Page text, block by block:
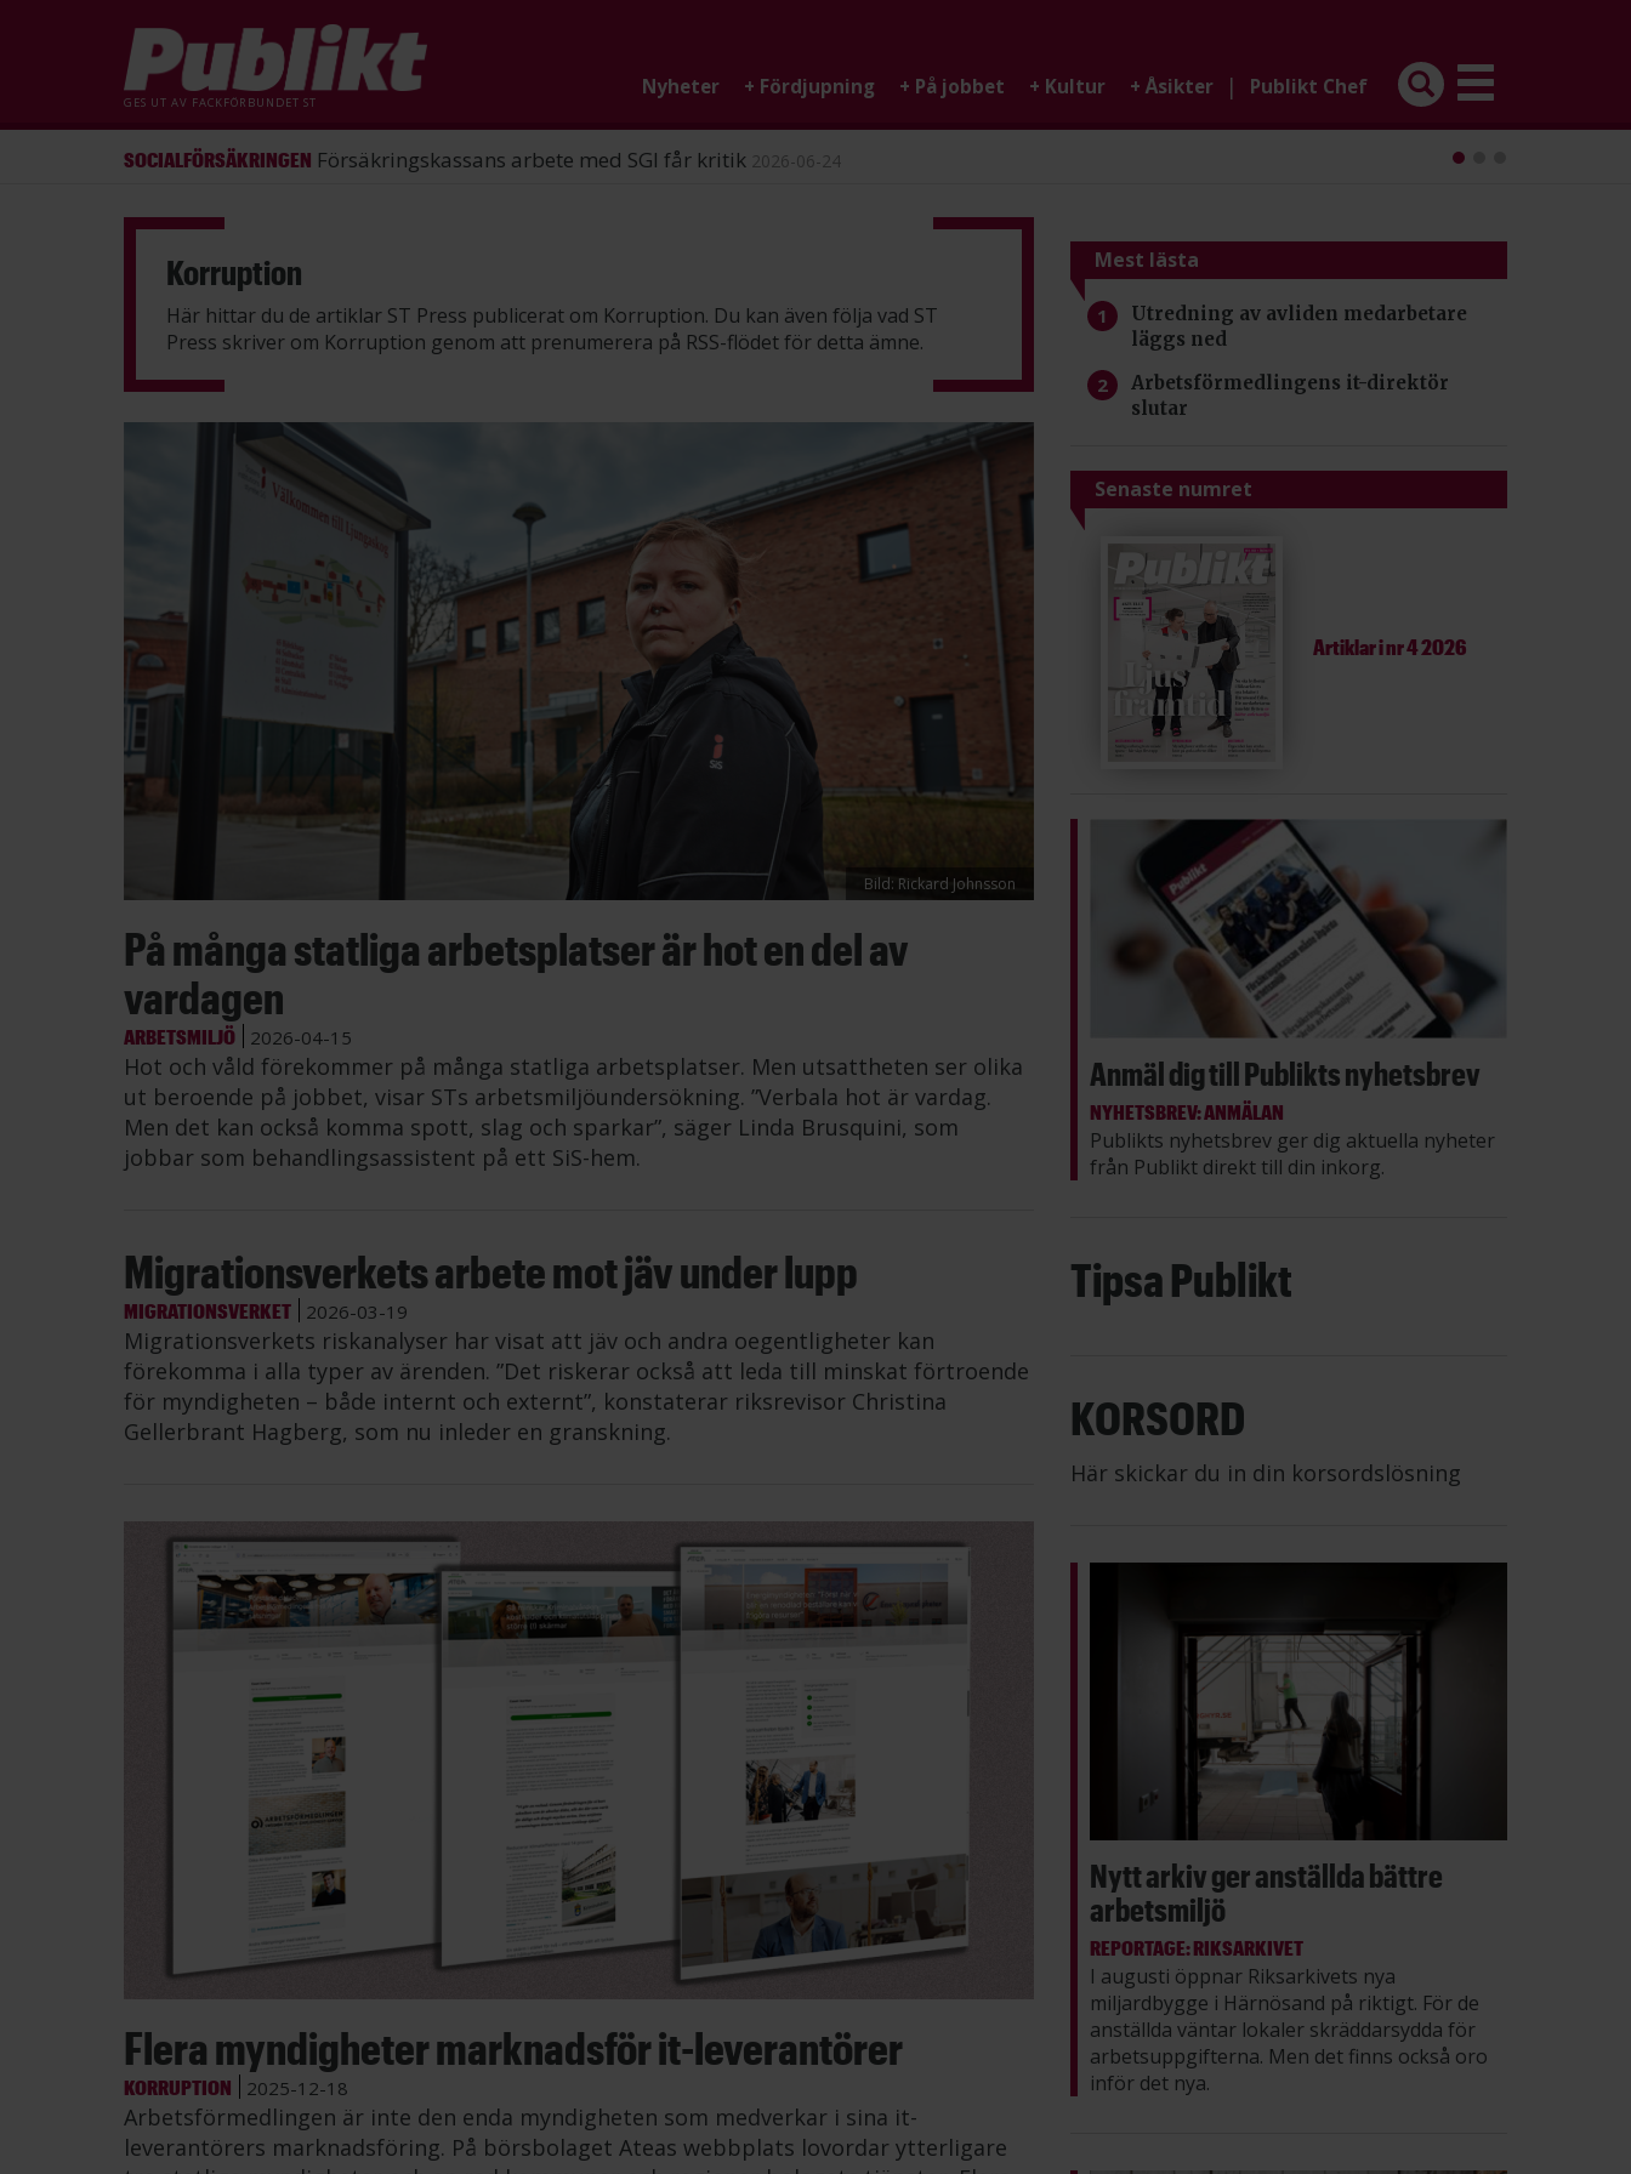
GES UT AV FACKFÖRBUNDET ST
Nyheter + Fördjupning + På jobbet + Kultur + Åsikter | Publikt Chef
ARBETSRÄTT ST förlorade mål mot Energimyndigheten 2026-06-25
Korruption
Här hittar du de artiklar ST Press publicerat om Korruption. Du kan även följa vad ST
Press skriver om Korruption genom att prenumerera på RSS-flödetför detta ämne.
Bild: Rickard Johnsson
På många statliga arbetsplatser är hot en del av
vardagen
ARBETSMILJÖ 2026-04-15
Hot och våld förekommer på många statliga arbetsplatser. Men utsattheten ser olika
ut beroende på jobbet, visar STs arbetsmiljöundersökning. ”Verbala hot är vardag.
Men det kan också komma spott, slag och sparkar”, säger Linda Brusquini, som
jobbar som behandlingsassistent på ett SiS-hem.
Migrationsverkets arbete mot jäv under lupp
MIGRATIONSVERKET 2026-03-19
Migrationsverkets riskanalyser har visat att jäv och andra oegentligheter kan
förekomma i alla typer av ärenden. ”Det riskerar också att leda till minskat förtroende
för myndigheten – både internt och externt”, konstaterar riksrevisor Christina
Gellerbrant Hagberg, som nu inleder en granskning.
Flera myndigheter marknadsför it-leverantörer
KORRUPTION 2025-12-18
Arbetsförmedlingen är inte den enda myndigheten som medverkar i sina it-
leverantörers marknadsföring. På börsbolaget Ateas webbplats lovordar ytterligare
Mest lästa
Utredning av avliden medarbetare
läggs ned
Arbetsförmedlingens it-direktör
slutar
Senaste numret
Artiklar inr 4 2026
Anmäl dig till Publikts nyhetsbrev
NYHETSBREV: ANMÄLAN
Publikts nyhetsbrev ger dig aktuella nyheter
från Publikt direkt till din inkorg.
Tipsa Publikt
KORSORD
Här skickar du in din korsordslösning
Nytt arkiv ger anställda bättre
arbetsmiljö
REPORTAGE: RIKSARKIVET
I augusti öppnar Riksarkivets nya
miljardbygge i Härnösand på riktigt. För de
anställda väntar lokaler skräddarsydda för
arbetsuppgifterna. Men det finns också oro
inför det nya.